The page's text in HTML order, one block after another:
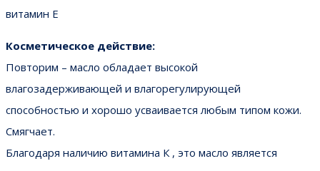
витамин Е
Косметическое действие:
Повторим – масло обладает высокой
влагозадерживающей и влагорегулирующей
способностью и хорошо усваивается любым типом кожи.
Смягчает.
Благодаря наличию витамина К , это масло является